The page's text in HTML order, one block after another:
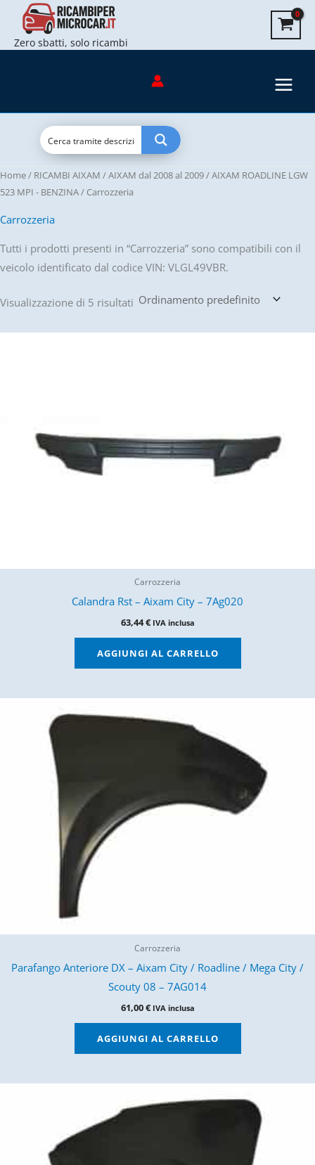
contenuto
Zero sbatti, solo ricambi
Home/ RICAMBI AIXAM /AIXAM dal 2008 al 2009/AIXAM ROADLINE LGW
523 MPI - BENZINA/ Carrozzeria
Carrozzeria
Tutti i prodotti presenti in “Carrozzeria” sono compatibili con il
veicolo identificato dal codice VIN: VLGL49VBR.
Visualizzazione di 5 risultati
Carrozzeria
Calandra Rst – Aixam City – 7Ag020
63,44€ IVA inclusa
AGGIUNGI AL CARRELLO
Carrozzeria
Parafango Anteriore DX – Aixam City / Roadline / Mega City /
Scouty 08 – 7AG014
61,00€ IVA inclusa
AGGIUNGI AL CARRELLO